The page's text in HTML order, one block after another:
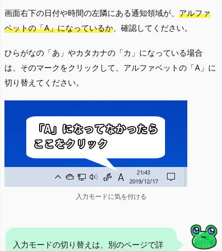
画面右下の日付や時間の左隣にある通知領域が、 アルファ
ベットの「A」になっているか 、確認してください。
ひらがなの「あ」やカタカナの「カ」になっている場合
は、そのマークをクリックして、アルファベットの「A」に
切り替えてください。
入力モードに気を付ける
入力モードの切り替えは、別のページで詳